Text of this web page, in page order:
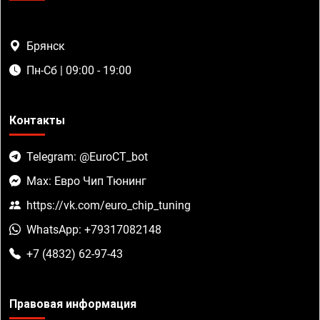
Брянск
Пн-Сб | 09:00 - 19:00
Контакты
Telegram: @EuroCT_bot
Max: Евро Чип Тюнинг
https://vk.com/euro_chip_tuning
WhatsApp: +79317082148
+7 (4832) 62-97-43
Правовая информация